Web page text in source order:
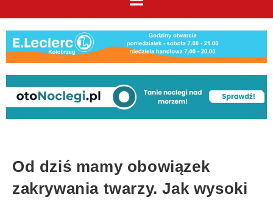
Od dziś mamy obowiązek
zakrywania twarzy. Jak wysoki